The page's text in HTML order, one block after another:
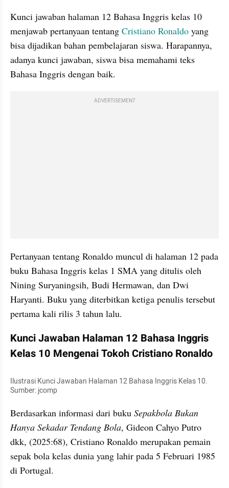
Kunci jawaban halaman 12 Bahasa Inggris kelas 10
menjawab pertanyaan tentang Cristiano Ronaldo yang
bisa dijadikan bahan pembelajaran siswa. Harapannya,
adanya kunci jawaban, siswa bisa memahami teks
Bahasa Inggris dengan baik.
ADVERTISEMENT
Pertanyaan tentang Ronaldo muncul di halaman 12 pada
buku Bahasa Inggris kelas 1 SMA yang ditulis oleh
Nining Suryaningsih, Budi Hermawan, dan Dwi
Haryanti. Buku yang diterbitkan ketiga penulis tersebut
pertama kali rilis 3 tahun lalu.
Kunci Jawaban Halaman 12 Bahasa Inggris
Kelas 10 Mengenai Tokoh Cristiano Ronaldo
Ilustrasi Kunci Jawaban Halaman 12 Bahasa Inggris Kelas 10.
Sumber: jcomp
Berdasarkan informasi dari buku Sepakbola Bukan
Hanya Sekadar Tendang Bola, Gideon Cahyo Putro
dkk, (2025:68), Cristiano Ronaldo merupakan pemain
sepak bola kelas dunia yang lahir pada 5 Februari 1985
di Portugal.